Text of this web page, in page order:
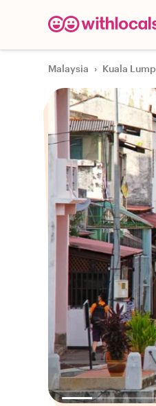
Malaysia › Kuala